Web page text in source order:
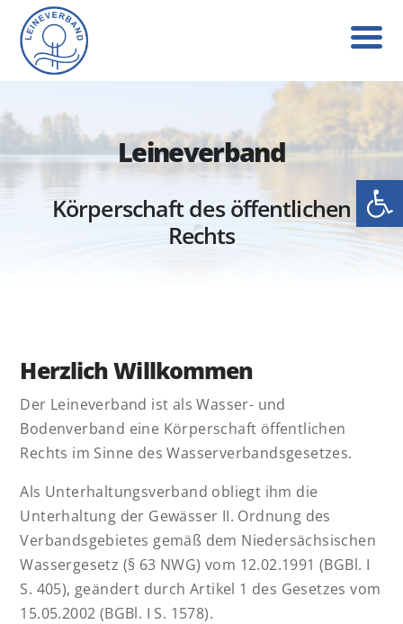
Leineverband
Körperschaft des öffentlichen
Rechts
Herzlich Willkommen
Der Leineverband ist als Wasser- und
Bodenverband eine Körperschaft öffentlichen
Rechts im Sinne des Wasserverbandsgesetzes.
Als Unterhaltungsverband obliegt ihm die
Unterhaltung der Gewässer II. Ordnung des
Verbandsgebietes gemäß dem Niedersächsischen
Wassergesetz (§ 63 NWG) vom 12.02.1991 (BGBl. I
S. 405), geändert durch Artikel 1 des Gesetzes vom
15.05.2002 (BGBl. I S. 1578).